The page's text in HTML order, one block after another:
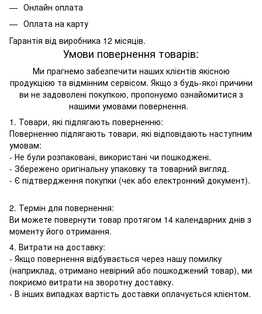
Онлайн оплата
Оплата на карту
Гарантія від виробника 12 місяців.
Умови повернення товарів:
Ми прагнемо забезпечити наших клієнтів якісною
продукцією та відмінним сервісом. Якщо з будь-якої причини
ви не задоволені покупкою, пропонуємо ознайомитися з
нашими умовами повернення.
1. Товари, які підлягають поверненню:
Поверненню підлягають товари, які відповідають наступним
умовам:
- Не були розпаковані, використані чи пошкоджені.
- Збережено оригінальну упаковку та товарний вигляд.
- Є підтвердження покупки (чек або електронний документ).
2. Термін для повернення:
Ви можете повернути товар протягом 14 календарних днів з
моменту його отримання.
4. Витрати на доставку:
- Якщо повернення відбувається через нашу помилку
(наприклад, отримано невірний або пошкоджений товар), ми
покриємо витрати на зворотну доставку.
- В інших випадках вартість доставки оплачується клієнтом.